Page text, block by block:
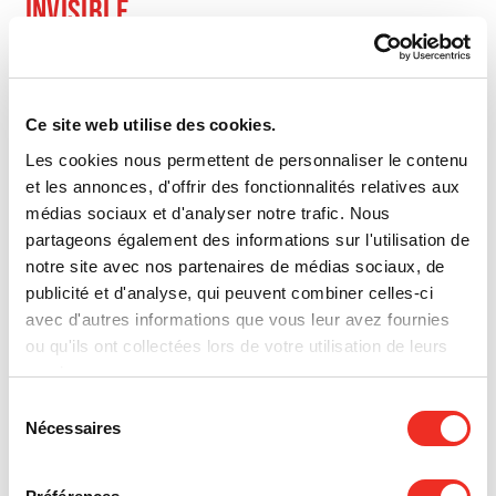
Ce site web utilise des cookies.
Les cookies nous permettent de personnaliser le contenu
et les annonces, d'offrir des fonctionnalités relatives aux
médias sociaux et d'analyser notre trafic. Nous
partageons également des informations sur l'utilisation de
notre site avec nos partenaires de médias sociaux, de
publicité et d'analyse, qui peuvent combiner celles-ci
avec d'autres informations que vous leur avez fournies
ou qu'ils ont collectées lors de votre utilisation de leurs
services.
Nécessaires
INVISIBLE
L’exposition à tous les contaminants, la fumée et
carrière sont probablement la cause de son cancer
du rein. C’est un type de cancer reconnu chez les
pompiers, c’est pourquoi sa maladie a
officiellement été déclarée professionnelle.
«Heureusement, la considération quant à la
santé et la sécurité des pompiers a connu une
véritable métamorphose. La reconnaissance de
certains cancers directement liés au métier de
d’une décontamination obligatoire, sans
exception. Un geste essentiel pour protéger les